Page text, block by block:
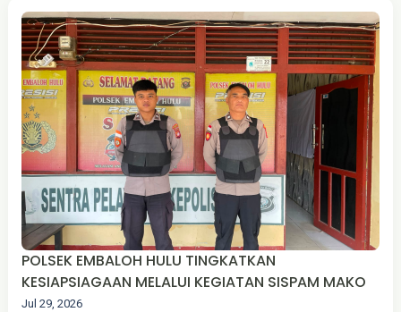
POLSEK EMBALOH HULU TINGKATKAN
KESIAPSIAGAAN MELALUI KEGIATAN SISPAM MAKO
Jul 29, 2026